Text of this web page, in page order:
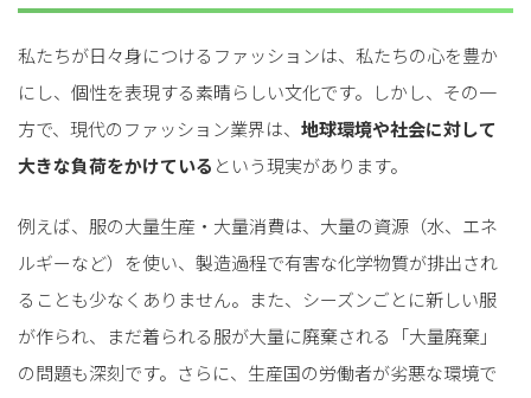
私たちが日々身につけるファッションは、私たちの心を豊か
にし、個性を表現する素晴らしい文化です。しかし、その一
方で、現代のファッション業界は、 地球環境や社会に対して
大きな負荷をかけている という現実があります。
例えば、服の大量生産・大量消費は、大量の資源（水、エネ
ルギーなど）を使い、製造過程で有害な化学物質が排出され
ることも少なくありません。また、シーズンごとに新しい服
が作られ、まだ着られる服が大量に廃棄される「大量廃棄」
の問題も深刻です。さらに、生産国の労働者が劣悪な環境で